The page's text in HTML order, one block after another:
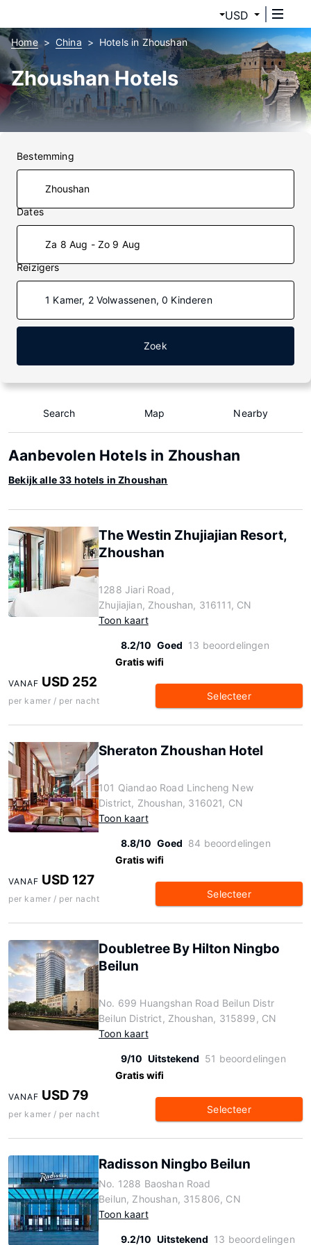
USD
Home China Hotels in Zhoushan
Zhoushan Hotels
Bestemming
Dates
Za 8 Aug - Zo 9 Aug
Reizigers
1 Kamer, 2 Volwassenen, 0 Kinderen
Zoek
Search Map Nearby
Aanbevolen Hotels in Zhoushan
Bekijk alle 33 hotels in Zhoushan
The Westin Zhujiajian Resort,
Zhoushan
1288 Jiari Road,
Zhujiajian, Zhoushan, 316111, CN
Toon kaart
8.2/10 Goed 13 beoordelingen
Gratis wifi
VANAF USD 252
per kamer / per nacht Selecteer
Sheraton Zhoushan Hotel
101 Qiandao Road Lincheng New
District, Zhoushan, 316021, CN
Toon kaart
8.8/10 Goed 84 beoordelingen
Gratis wifi
VANAF USD 127
per kamer / per nacht Selecteer
Doubletree By Hilton Ningbo
Beilun
No. 699 Huangshan Road Beilun Distr
Beilun District, Zhoushan, 315899, CN
Toon kaart
9/10 Uitstekend 51 beoordelingen
Gratis wifi
VANAF USD 79
per kamer / per nacht Selecteer
Radisson Ningbo Beilun
No. 1288 Baoshan Road
Beilun, Zhoushan, 315806, CN
Toon kaart
9.2/10 Uitstekend 13 beoordelingen